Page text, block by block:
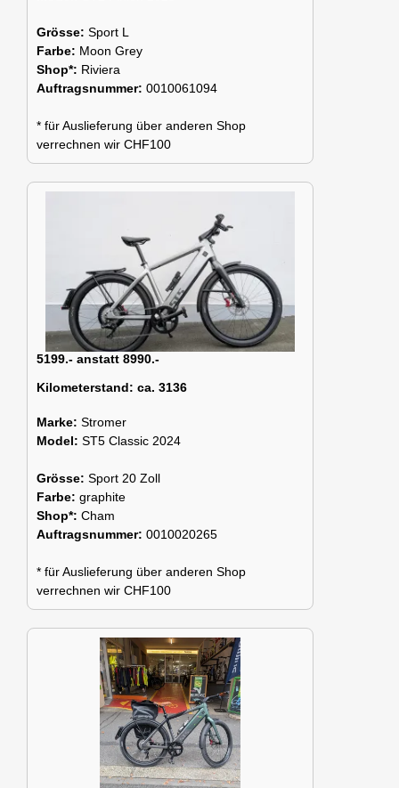
Grösse: Sport L
Farbe: Moon Grey
Shop*: Riviera
Auftragsnummer: 0010061094
* für Auslieferung über anderen Shop
verrechnen wir CHF100
5199.- anstatt 8990.-
Kilometerstand: ca. 3136
Marke: Stromer
Model: ST5 Classic 2024
Grösse: Sport 20 Zoll
Farbe: graphite
Shop*: Cham
Auftragsnummer: 0010020265
* für Auslieferung über anderen Shop
verrechnen wir CHF100